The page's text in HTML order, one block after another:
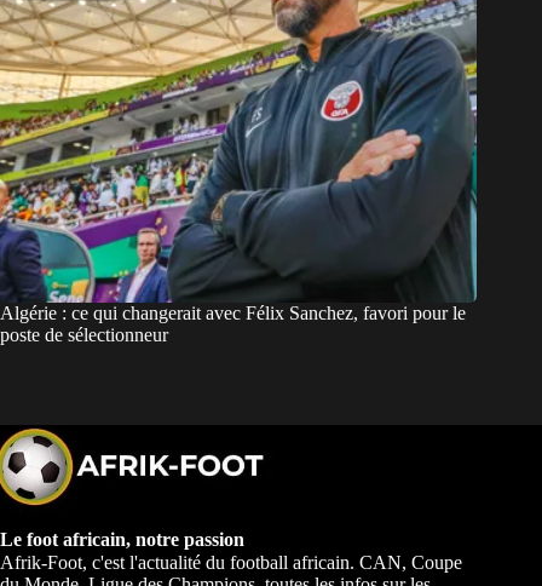
Algérie : ce qui changerait avec Félix Sanchez, favori pour le
poste de sélectionneur
Le foot africain, notre passion
Afrik-Foot, c'est l'actualité du football africain. CAN, Coupe